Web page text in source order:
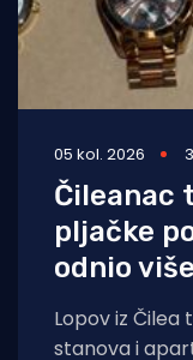
05 kol. 2026
Čileanac
pljačke
odnio
Lopov iz Čilea
stanova i